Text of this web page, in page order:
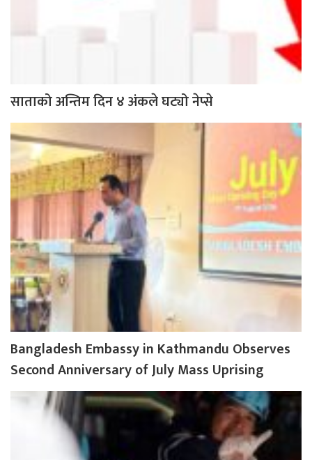
साताको अन्तिम दिन ४ अंकले घट्यो नेप्से
Bangladesh Embassy in Kathmandu Observes
Second Anniversary of July Mass Uprising